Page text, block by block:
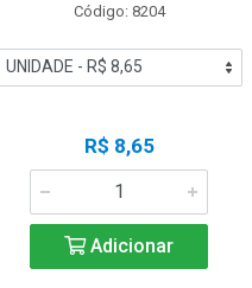
Código: 8204
R$ 8,65
Adicionar